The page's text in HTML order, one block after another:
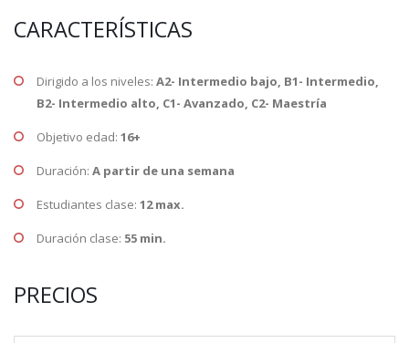
CARACTERÍSTICAS
Dirigido a los niveles: A2- Intermedio bajo, B1- Intermedio,
B2- Intermedio alto, C1- Avanzado, C2- Maestría
Objetivo edad: 16+
Duración: A partir de una semana
Estudiantes clase: 12 max.
Duración clase: 55 min.
PRECIOS